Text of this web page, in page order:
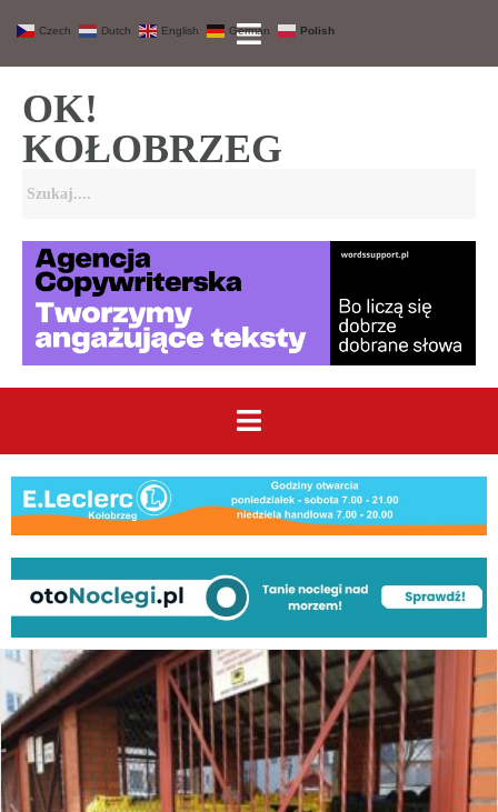
OK!
KOŁOBRZEG
Czech Dutch English German Polish